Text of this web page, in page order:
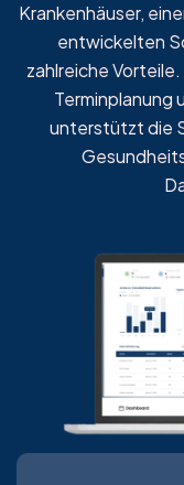
Krankenhäuser,
entwickelten
zahlreiche
Terminplanung
unterstützt die